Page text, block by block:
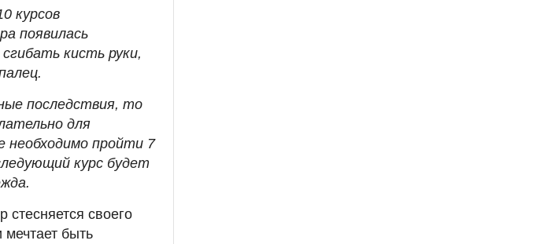
курсов
появилась
кисть руки,
последствия, то
для
необходимо пройти 7
курс будет
своего
мечтает быть